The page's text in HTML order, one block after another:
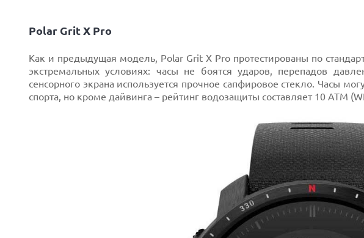
Polar Grit X Pro
Как и предыдущая модель, Polar Grit X Pro протестированы по
экстремальных условиях: часы не боятся ударов, перепадов
сенсорного экрана используется прочное сапфировое стекло. Часы
спорта, но кроме дайвинга – рейтинг водозащиты составляет 10 АТМ